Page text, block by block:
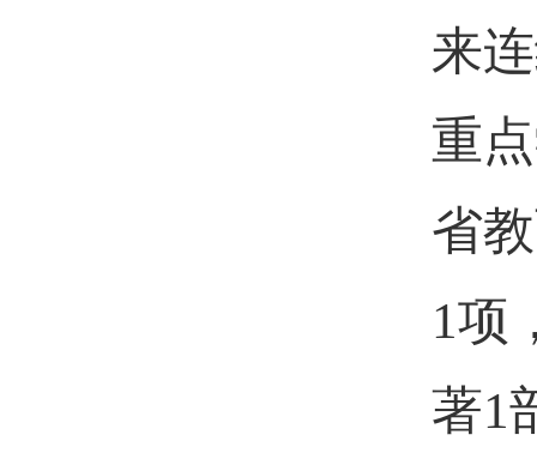
来
重
省
1项
著1